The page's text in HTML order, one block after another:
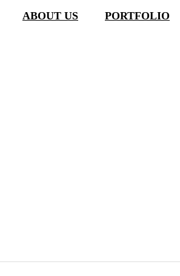
ABOUT US PORTFOLIO